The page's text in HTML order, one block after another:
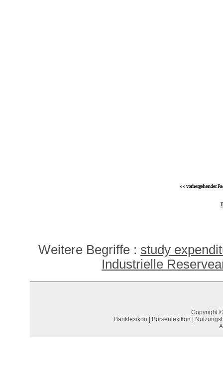
<< vorhergehender
Weitere Begriffe : study
Industrielle
Copyright
Banklexikon
Börsenlexikon